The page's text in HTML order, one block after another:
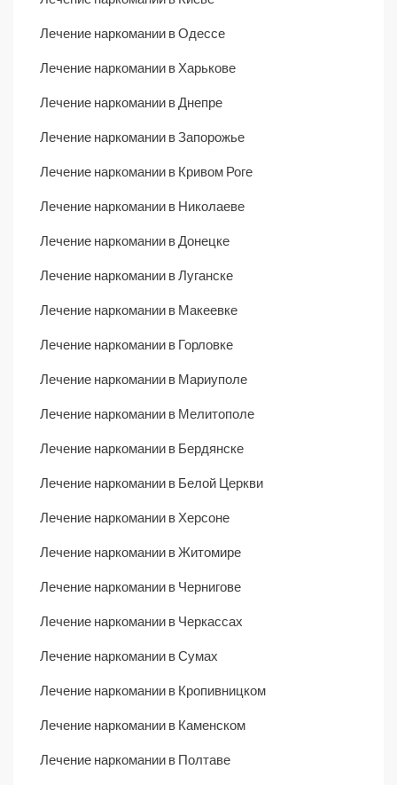
Лечение наркомании в Одессе
Лечение наркомании в Харькове
Лечение наркомании в Днепре
Лечение наркомании в Запорожье
Лечение наркомании в Кривом Роге
Лечение наркомании в Николаеве
Лечение наркомании в Донецке
Лечение наркомании в Луганске
Лечение наркомании в Макеевке
Лечение наркомании в Горловке
Лечение наркомании в Мариуполе
Лечение наркомании в Мелитополе
Лечение наркомании в Бердянске
Лечение наркомании в Белой Церкви
Лечение наркомании в Херсоне
Лечение наркомании в Житомире
Лечение наркомании в Чернигове
Лечение наркомании в Черкассах
Лечение наркомании в Сумах
Лечение наркомании в Кропивницком
Лечение наркомании в Каменском
Лечение наркомании в Полтаве